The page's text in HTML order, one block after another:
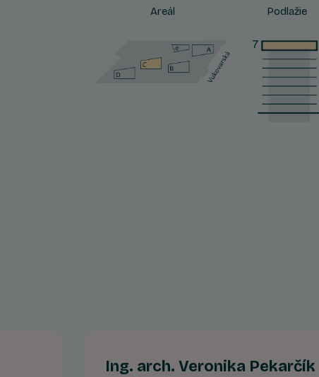
Areál Podlažie
Ing. arch. Veronika Pekarčík